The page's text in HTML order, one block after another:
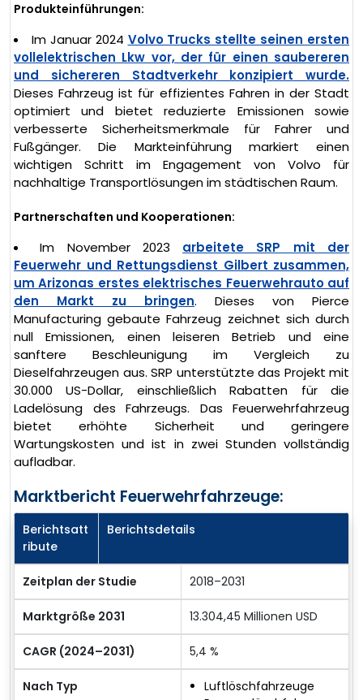
Produkteinführungen:
Im Januar 2024 Volvo Trucks stellte seinen ersten
vollelektrischen Lkw vor, der für einen saubereren
und sichereren Stadtverkehr konzipiert wurde.
Dieses Fahrzeug ist für effizientes Fahren in der Stadt
optimiert und bietet reduzierte Emissionen sowie
verbesserte Sicherheitsmerkmale für Fahrer und
Fußgänger. Die Markteinführung markiert einen
wichtigen Schritt im Engagement von Volvo für
nachhaltige Transportlösungen im städtischen Raum.
Partnerschaften und Kooperationen:
Im November 2023 arbeitete SRP mit der
Feuerwehr und Rettungsdienst Gilbert zusammen,
um Arizonas erstes elektrisches Feuerwehrauto auf
den Markt zu bringen. Dieses von Pierce
Manufacturing gebaute Fahrzeug zeichnet sich durch
null Emissionen, einen leiseren Betrieb und eine
sanftere Beschleunigung im Vergleich zu
Dieselfahrzeugen aus. SRP unterstützte das Projekt mit
30.000 US-Dollar, einschließlich Rabatten für die
Ladelösung des Fahrzeugs. Das Feuerwehrfahrzeug
bietet erhöhte Sicherheit und geringere
Wartungskosten und ist in zwei Stunden vollständig
aufladbar.
Marktbericht Feuerwehrfahrzeuge:
Berichtsatt
ribute
Berichtsdetails
Zeitplan der Studie 2018–2031
Marktgröße 2031 13.304,45 Millionen USD
CAGR (2024–2031) 5,4 %
Nach Typ
Luftlöschfahrzeuge